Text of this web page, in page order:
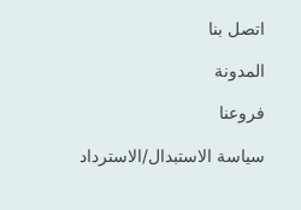
اتصل بنا
المدونة
فروعنا
سياسة الاستبدال/الاسترداد